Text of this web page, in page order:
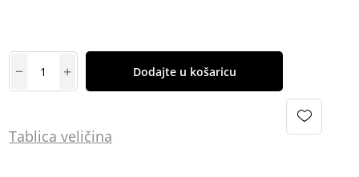
Dodajte u košaricu
Tablica veličina